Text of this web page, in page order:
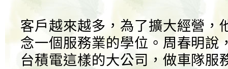
客戶越來越多，為了擴大經營，
念一個服務業的學位。周春明說
台積電這樣的大公司，做車隊服